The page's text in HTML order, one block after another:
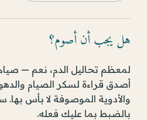
هل يجب أن أصوم؟
أصدق قراءة لسكر الصيام
والأدوية الموصوفة لا بأس
بالضبط بما عليك فعله.